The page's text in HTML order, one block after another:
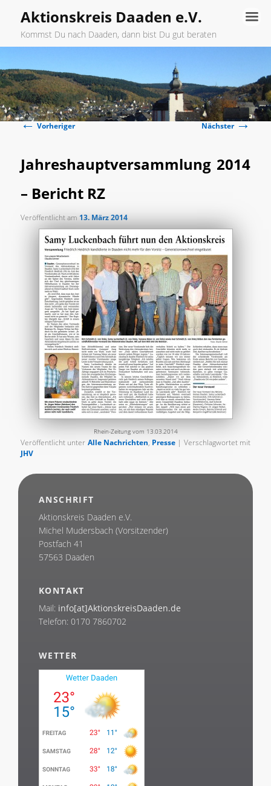
Aktionskreis Daaden e.V.
Kommst Du nach Daaden, dann bist Du gut beraten
primären
Inhalt
Beitragsnavigation
←Vorheriger Nächster→
Jahreshauptversammlung 2014
– Bericht RZ
Veröffentlicht am13. März 2014
Rhein-Zeitung vom 13.03.2014
Veröffentlicht unter Alle Nachrichten, Presse | Verschlagwortet mit
JHV
ANSCHRIFT
Aktionskreis Daaden e.V.
Michel Mudersbach (Vorsitzender)
Postfach 41
57563 Daaden
KONTAKT
Mail: info[at]AktionskreisDaaden.de
Telefon: 0170 7860702
WETTER